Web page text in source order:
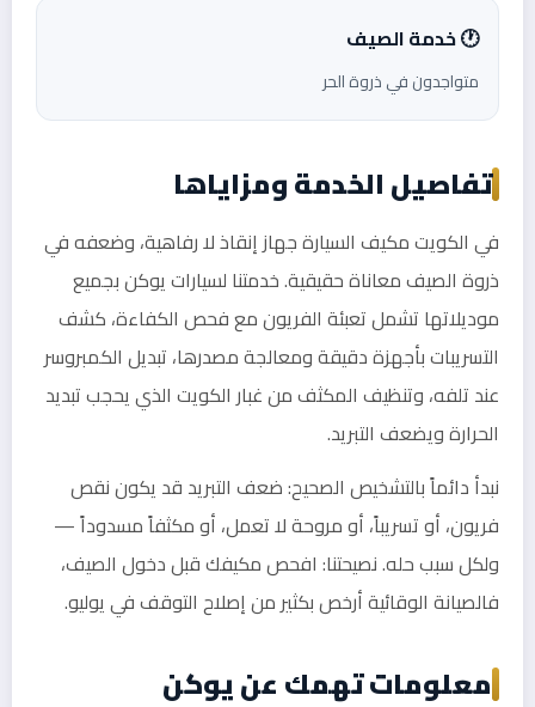
🕐 خدمة الصيف
متواجدون في ذروة الحر
تفاصيل الخدمة ومزاياها
في الكويت مكيف السيارة جهاز إنقاذ لا رفاهية، وضعفه في
ذروة الصيف معاناة حقيقية. خدمتنا لسيارات يوكن بجميع
موديلاتها تشمل تعبئة الفريون مع فحص الكفاءة، كشف
التسريبات بأجهزة دقيقة ومعالجة مصدرها، تبديل الكمبروسر
عند تلفه، وتنظيف المكثف من غبار الكويت الذي يحجب تبديد
الحرارة ويضعف التبريد.
نبدأ دائماً بالتشخيص الصحيح: ضعف التبريد قد يكون نقص
فريون، أو تسريباً، أو مروحة لا تعمل، أو مكثفاً مسدوداً —
ولكل سبب حله. نصيحتنا: افحص مكيفك قبل دخول الصيف،
فالصيانة الوقائية أرخص بكثير من إصلاح التوقف في يوليو.
معلومات تهمك عن يوكن